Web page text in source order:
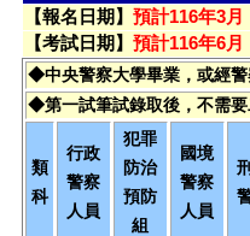
【報名日期】 預計116年3月
【考試日期】 預計116年6月
◆中央警察大學畢業，或經
◆第一試筆試錄取後，不需要
類
科
行政
警察
人員
犯罪
防治
預防
組
國境
警察
人員